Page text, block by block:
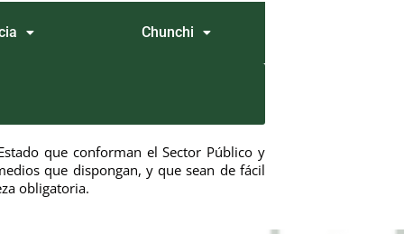
Chunchi
que conforman el Sector Público y
que dispongan, y que sean de fácil
obligatoria.